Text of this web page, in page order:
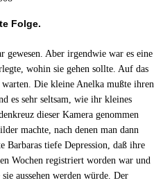
Folge.
gewesen. Aber irgendwie war es eine
wohin sie gehen sollte. Auf das
Die kleine Anelka mußte ihren
es sehr seltsam, wie ihr kleines
dieser Kamera genommen
machte, nach denen man dann
Barbaras tiefe Depression, daß ihre
Wochen registriert worden war und
aussehen werden würde. Der